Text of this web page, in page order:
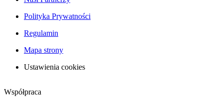
Polityka Prywatności
Regulamin
Mapa strony
Ustawienia cookies
Współpraca